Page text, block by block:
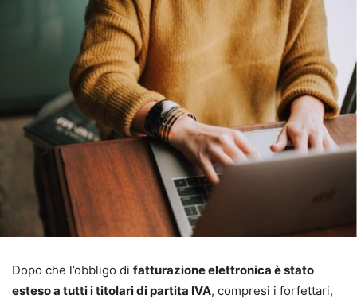
Dopo che l’obbligo di fatturazione elettronica è stato
esteso a tutti i titolari di partita IVA, compresi i forfettari,